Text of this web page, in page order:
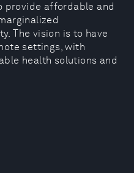
provide affordable and
The vision is to have
settings, with
health solutions and